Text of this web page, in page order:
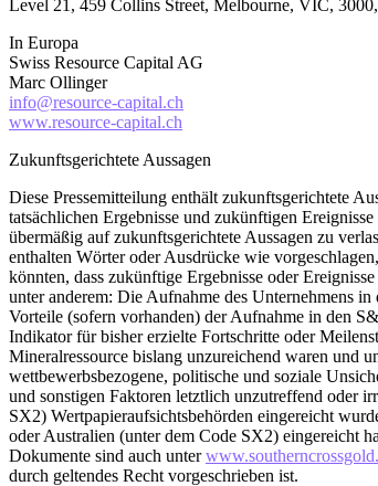
Level 21, 459 Collins Street, Melbourne, VIC,
In Europa
Swiss Resource Capital AG
Marc Ollinger
info@resource-capital.ch
www.resource-capital.ch
Zukunftsgerichtete Aussagen
Diese Pressemitteilung enthält zukunftsgerichtete
tatsächlichen Ergebnisse und zukünftigen
übermäßig auf zukunftsgerichtete Aussagen zu
enthalten Wörter oder Ausdrücke wie
könnten, dass zukünftige Ergebnisse oder
unter anderem: Die Aufnahme des Unternehmens
Vorteile (sofern vorhanden) der Aufnahme in den
Indikator für bisher erzielte Fortschritte oder
Mineralressource bislang unzureichend waren und
wettbewerbsbezogene, politische und soziale
und sonstigen Faktoren letztlich unzutreffend oder
SX2) Wertpapieraufsichtsbehörden eingereicht
oder Australien (unter dem Code SX2) eingereicht
Dokumente sind auch unter
durch geltendes Recht vorgeschrieben ist.